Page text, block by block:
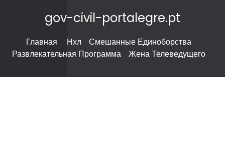
gov-civil-portalegre.pt
Главная Нхл
Смешанные Единоборства
Развлекательная Программа
Жена Телеведущего